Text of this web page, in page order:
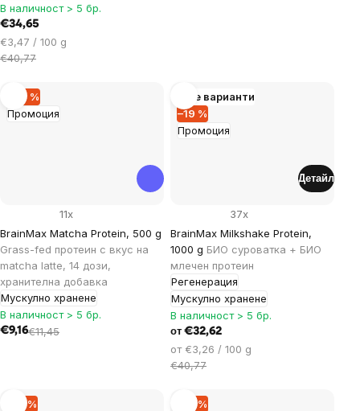
В наличност > 5 бр.
€34,65
Цена
за
€3,47 / 100 g
€40,77
Промоция
–20 %
BrainMax Matcha Protein, 500 g
Grass-fed протеин с вкус на
matcha latte, 14 дози,
хранителна добавка
Мускулно хранене
11x
В наличност > 5 бр.
€9,16€11,45
Промоция
–19 %
Още варианти
BrainMax Milkshake Protein,
1000 g БИО суроватка + БИО
млечен протеин
Регенерация
Мускулно хранене
37x
В наличност > 5 бр.
от €32,62
Цена
за
от €3,26 / 100 g
€40,77
Детайл
–14 % –14 %